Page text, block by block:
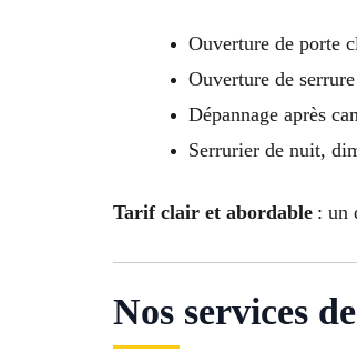
Ouverture de porte
Ouverture de
Dépannage après
Serrurier de nuit,
Tarif clair et abordable : un
Nos services